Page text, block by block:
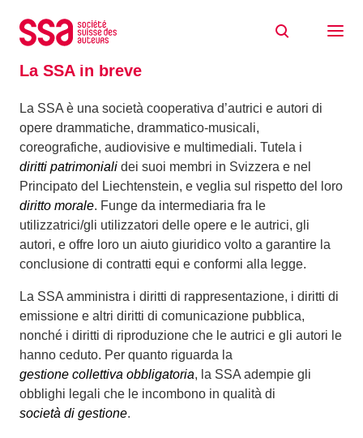
La SSA in breve
La SSA è una società cooperativa d’autrici e autori di
opere drammatiche, drammatico-musicali,
coreografiche, audiovisive e multimediali. Tutela i
diritti patrimoniali dei suoi membri in Svizzera e nel
Principato del Liechtenstein, e veglia sul rispetto del loro
diritto morale. Funge da intermediaria fra le
utilizzatrici/gli utilizzatori delle opere e le autrici, gli
autori, e offre loro un aiuto giuridico volto a garantire la
conclusione di contratti equi e conformi alla legge.
La SSA amministra i diritti di rappresentazione, i diritti di
emissione e altri diritti di comunicazione pubblica,
nonché i diritti di riproduzione che le autrici e gli autori le
hanno ceduto. Per quanto riguarda la
gestione collettiva obbligatoria, la SSA adempie gli
obblighi legali che le incombono in qualità di
società di gestione.